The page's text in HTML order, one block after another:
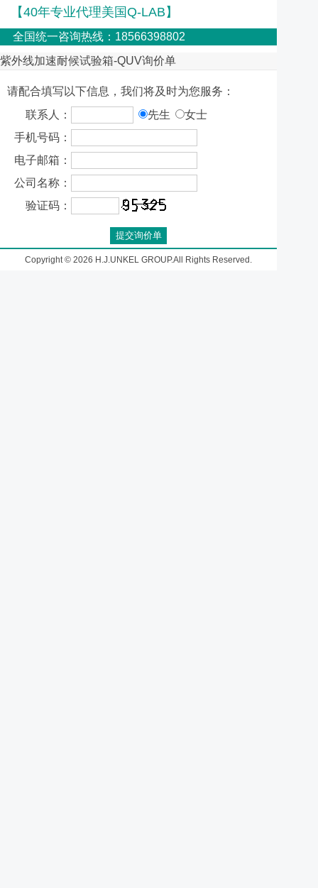
【40年专业代理美国Q-LAB】
全国统一咨询热线：18566398802
紫外线加速耐候试验箱-QUV询价单
请配合填写以下信息，我们将及时为您服务：
联系人：
先生
女士
手机号码：
电子邮箱：
公司名称：
验证码：
Copyright © 2026 H.J.UNKEL GROUP.All Rights Reserved.